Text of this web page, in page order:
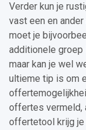
Verder kun je
vast een en
moet je
additionele groep
maar kan je wel
ultieme tip is om
offertes vermeld,
offertetool krijg